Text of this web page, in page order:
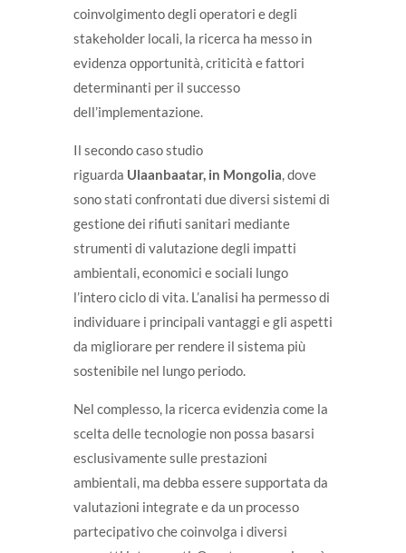
coinvolgimento degli operatori e degli
stakeholder locali, la ricerca ha messo in
evidenza opportunità, criticità e fattori
determinanti per il successo
dell’implementazione.
Il secondo caso studio
riguarda Ulaanbaatar, in Mongolia, dove
sono stati confrontati due diversi sistemi di
gestione dei rifiuti sanitari mediante
strumenti di valutazione degli impatti
ambientali, economici e sociali lungo
l’intero ciclo di vita. L’analisi ha permesso di
individuare i principali vantaggi e gli aspetti
da migliorare per rendere il sistema più
sostenibile nel lungo periodo.
Nel complesso, la ricerca evidenzia come la
scelta delle tecnologie non possa basarsi
esclusivamente sulle prestazioni
ambientali, ma debba essere supportata da
valutazioni integrate e da un processo
partecipativo che coinvolga i diversi